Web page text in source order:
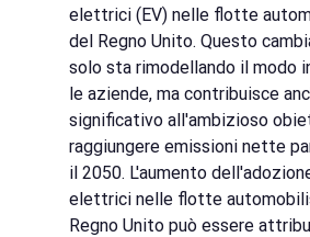
elettrici (EV) nelle flotte
del Regno Unito. Questo
solo sta rimodellando il modo
le aziende, ma contribuisce
significativo all'ambizioso
raggiungere emissioni nette
il 2050. L'aumento
elettrici nelle flotte
Regno Unito può essere